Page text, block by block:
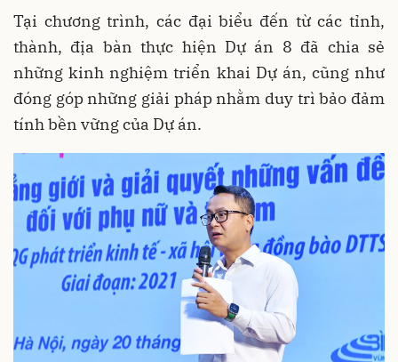
Tại chương trình, các đại biểu đến từ các tỉnh,
thành, địa bàn thực hiện Dự án 8 đã chia sẻ
những kinh nghiệm triển khai Dự án, cũng như
đóng góp những giải pháp nhằm duy trì bảo đảm
tính bền vững của Dự án.